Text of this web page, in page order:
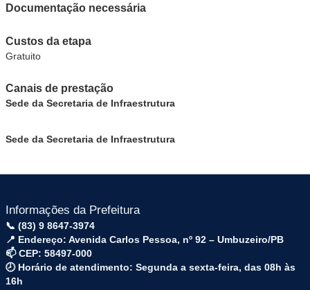
Documentação necessária
Custos da etapa
Gratuito
Canais de prestação
Sede da Secretaria de Infraestrutura
Sede da Secretaria de Infraestrutura
Informações da Prefeitura
📞 (83) 9 8647-3974
📍 Endereço: Avenida Carlos Pessoa, nº 92 – Umbuzeiro/PB
📫 CEP: 58497-000
🕗 Horário de atendimento: Segunda a sexta-feira, das 08h às
16h